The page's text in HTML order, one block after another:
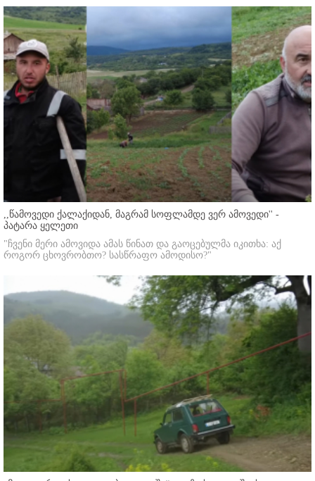
,,წამოვედი ქალაქიდან, მაგრამ სოფლამდე ვერ ამოვედი'' -
პატარა ყელეთი
"ჩვენი მერი ამოვიდა ამას წინათ და გაოცებულმა იკითხა: აქ
როგორ ცხოვრობთო? სასწრაფო ამოდისო?"